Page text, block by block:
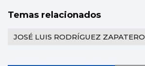
Temas relacionados
JOSÉ LUIS RODRÍGUEZ ZAPATERO